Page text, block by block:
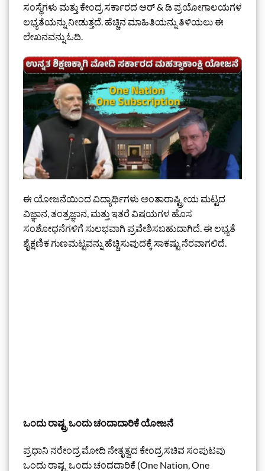
ಸಂಸ್ಥೆಗಳು ಮತ್ತು ಕೇಂದ್ರ ಸರ್ಕಾರದ ಆರ್ & ಡಿ ಪ್ರಯೋಗಾಲಯಗಳ
ಲಭ್ಯತೆಯನ್ನು ನೀಡುತ್ತದೆ. ಹೆಚ್ಚಿನ ಮಾಹಿತಿಯನ್ನು ತಿಳಿಯಲು ಈ
ಲೇಖನವನ್ನು ಓದಿ.
ಈ ಯೋಜನೆಯಿಂದ ವಿದ್ಯಾರ್ಥಿಗಳು ಅಂತಾರಾಷ್ಟ್ರೀಯ ಮಟ್ಟದ
ವಿಜ್ಞಾನ, ತಂತ್ರಜ್ಞಾನ, ಮತ್ತು ಇತರೆ ವಿಷಯಗಳ ಹೊಸ
ಸಂಶೋಧನೆಗಳಿಗೆ ಸುಲಭವಾಗಿ ಪ್ರವೇಶಿಸಬಹುದಾಗಿದೆ. ಈ ಲಭ್ಯತೆ
ಶೈಕ್ಷಣಿಕ ಗುಣಮಟ್ಟವನ್ನು ಹೆಚ್ಚಿಸುವುದಕ್ಕೆ ಸಾಕಷ್ಟು ನೆರವಾಗಲಿದೆ.
ಒಂದು ರಾಷ್ಟ್ರ ಒಂದು ಚಂದಾದಾರಿಕೆ ಯೋಜನೆ
ಪ್ರಧಾನಿ ನರೇಂದ್ರ ಮೋದಿ ನೇತೃತ್ವದ ಕೇಂದ್ರ ಸಚಿವ ಸಂಪುಟವು
ಒಂದು ರಾಷ್ಟ್ರ ಒಂದು ಚಂದದಾರಿಕೆ (One Nation, One